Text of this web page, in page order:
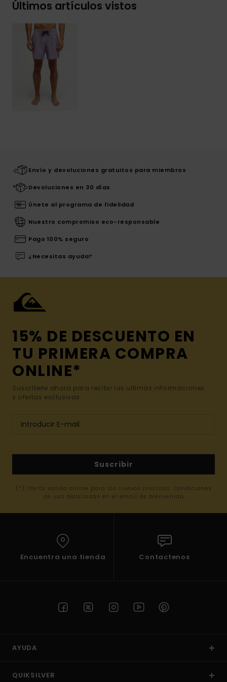
Últimos artículos vistos
Envío y devoluciones gratuitos para miembros
Devoluciones en 30 días
Únete al programa de fidelidad
Nuestro compromiso eco-responsable
Pago 100% seguro
¿Necesitas ayuda?
15% DE DESCUENTO EN
TU PRIMERA COMPRA
ONLINE*
Suscríbete ahora para recibir las ultimas informaciones
y ofertas exclusivas.
Suscribir
(*) Oferta valida online para los nuevos inscritos. Condiciones
de uso detalladas en el email de bienvenida
Encuentra una tienda Contactenos
AYUDA
QUIKSILVER